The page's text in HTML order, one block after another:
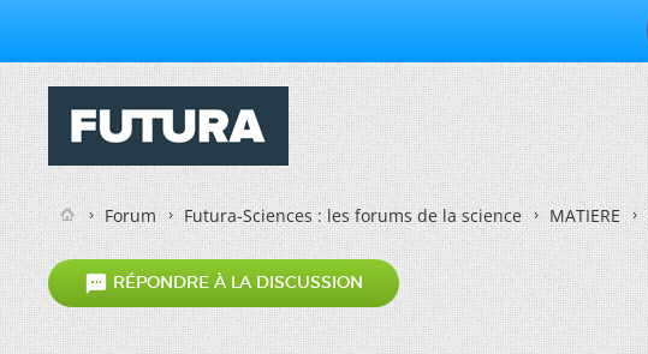
Forum Futura-Sciences : les forums de la science MATIERE
 RÉPONDRE À LA DISCUSSION